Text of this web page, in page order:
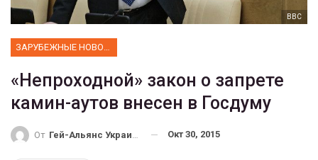
ВВС
ЗАРУБЕЖНЫЕ НОВОСТИ
«Непроходной» закон о запрете
камин-аутов внесен в Госдуму
От Гей-Альянс Украина Окт 30, 2015